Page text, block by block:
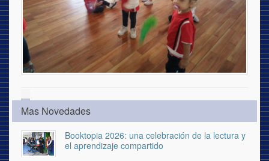
Mas Novedades
Booktopia 2026: una celebración de la lectura y
el aprendizaje compartido